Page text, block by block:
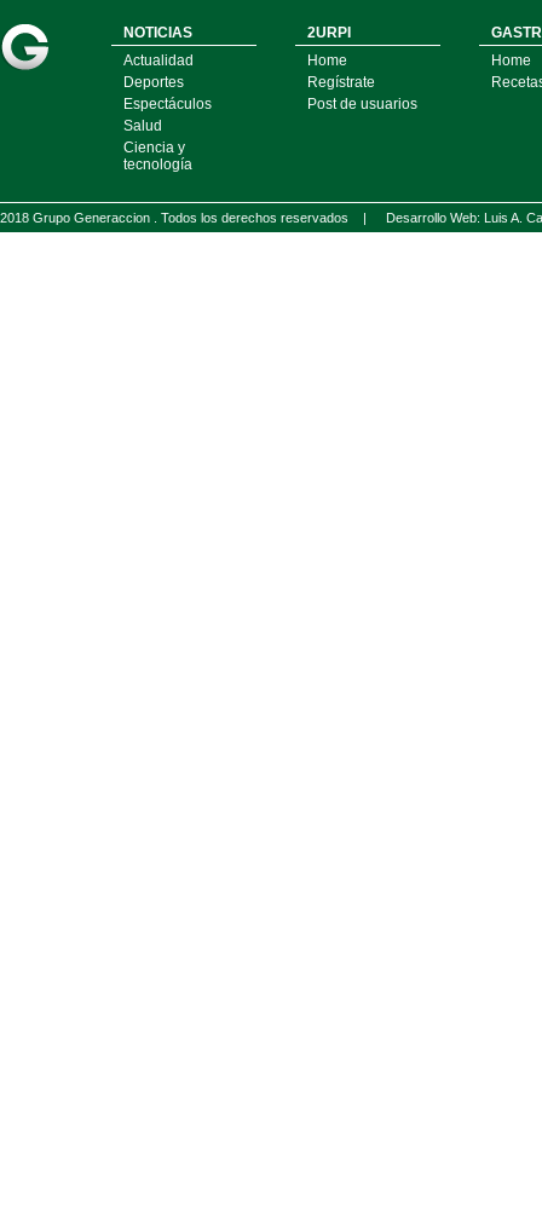
NOTICIAS
Actualidad
Deportes
Espectáculos
Salud
Ciencia y
tecnología
2URPI
Home
Regístrate
Post de usuarios
Home
2018 Grupo Generaccion . Todos los derechos reservados | Desarrollo Web: Luis